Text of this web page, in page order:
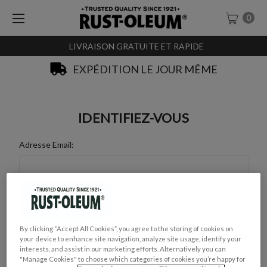
LIVRAISON GRATUITE ET RAPIDE
0
EXPÉDITION LE JOUR MÊME
IDENTIFIEZ-VOUS
Adresse Email:
Mot de Passe :
By clicking “Accept All Cookies”, you agree to the storing of cookies on
your device to enhance site navigation, analyze site usage, identify your
interests, and assist in our marketing efforts. Alternatively you can
"Manage Cookies" to choose which categories of cookies you’re happy for